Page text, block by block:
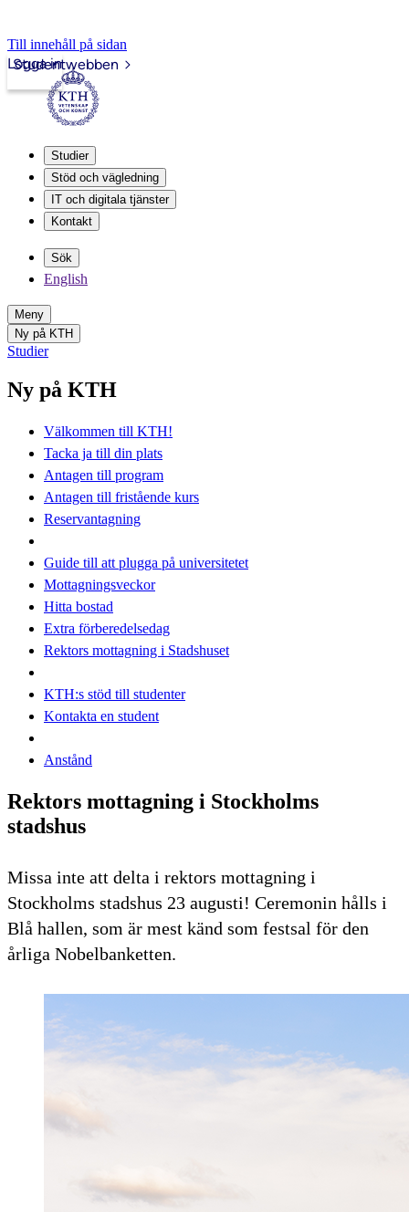
Till innehåll på sidan
Studentwebben
Logga in
Studier
Stöd och vägledning
IT och digitala tjänster
Kontakt
Sök
English
Meny
Ny på KTH
Studier
Ny på KTH
Välkommen till KTH!
Tacka ja till din plats
Antagen till program
Antagen till fristående kurs
Reservantagning
Guide till att plugga på universitetet
Mottagningsveckor
Hitta bostad
Extra förberedelsedag
Rektors mottagning i Stadshuset
KTH:s stöd till studenter
Kontakta en student
Anstånd
Rektors mottagning i Stockholms
stadshus
Missa inte att delta i rektors mottagning i
Stockholms stadshus 23 augusti! Ceremonin hålls i
Blå hallen, som är mest känd som festsal för den
årliga Nobelbanketten.